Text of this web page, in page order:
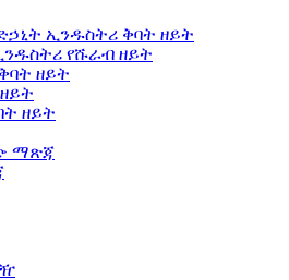
ኢንዱስትሪ ቅባት ዘይት
የሹራብ ዘይት
ዘይት
ዘይት
ማጽጃ